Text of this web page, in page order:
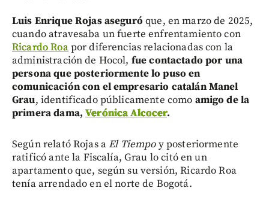
Luis Enrique Rojas aseguróque, en marzo de 2025,
cuando atravesaba un fuerte enfrentamiento con
Ricardo Roapor diferencias relacionadas con la
administración de Hocol, fue contactado por una
persona que posteriormente lo puso en
comunicación con el empresario catalán Manel
Grau, identificado públicamente como amigo de la
primera dama,Verónica Alcocer.
Según relató Rojas aEl Tiempoy posteriormente
ratificó ante la Fiscalía, Grau lo citó en un
apartamento que, según su versión, Ricardo Roa
tenía arrendado en el norte de Bogotá.